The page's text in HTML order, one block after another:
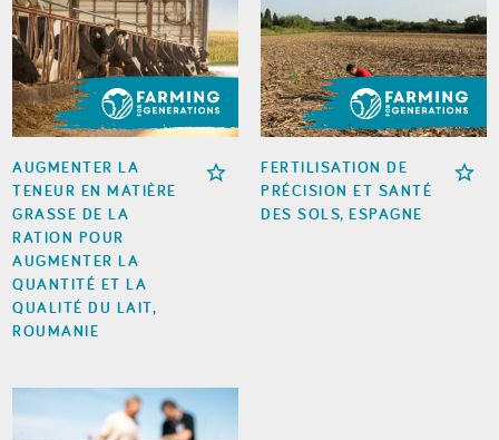
AUGMENTER LA
TENEUR EN MATIÈRE
GRASSE DE LA
RATION POUR
AUGMENTER LA
QUANTITÉ ET LA
QUALITÉ DU LAIT,
ROUMANIE
FERTILISATION DE
PRÉCISION ET SANTÉ
DES SOLS, ESPAGNE